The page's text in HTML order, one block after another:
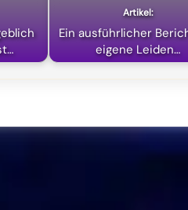
Ein ausführlicher
eigene Leiden…